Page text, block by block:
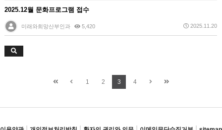
2025.12월 문화프로그램 접수
미래와희망산부인과 5,420 2025.11.20
1 2 3 4